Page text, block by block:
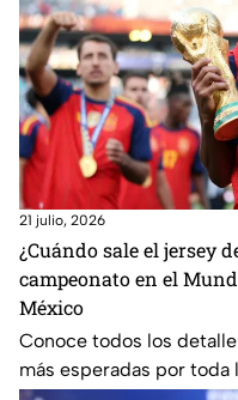
21 julio, 2026
¿Cuándo sale el jersey
campeonato en el
México
Conoce todos los
más esperadas por